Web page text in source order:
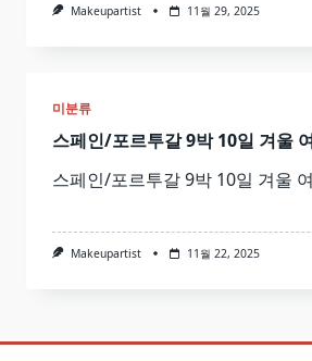
Makeupartist 11월 29, 2025
미분류
스페인/포르투갈 9박 10일 겨울
스페인/포르투갈 9박 10일 겨울
Makeupartist 11월 22, 2025